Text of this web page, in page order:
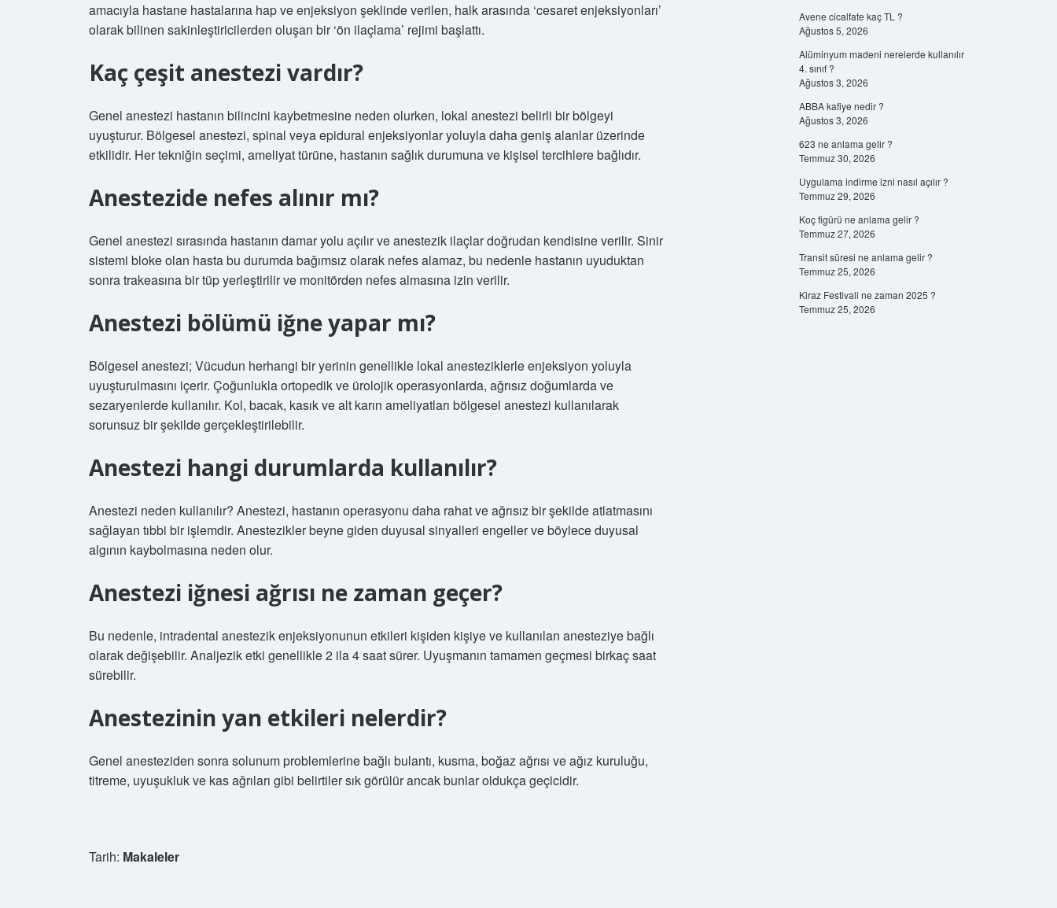
amacıyla hastane hastalarına hap ve enjeksiyon şeklinde verilen, halk arasında ‘cesaret enjeksiyonları’
olarak bilinen sakinleştiricilerden oluşan bir ‘ön ilaçlama’ rejimi başlattı.
Kaç çeşit anestezi vardır?
Genel anestezi hastanın bilincini kaybetmesine neden olurken, lokal anestezi belirli bir bölgeyi
uyuşturur. Bölgesel anestezi, spinal veya epidural enjeksiyonlar yoluyla daha geniş alanlar üzerinde
etkilidir. Her tekniğin seçimi, ameliyat türüne, hastanın sağlık durumuna ve kişisel tercihlere bağlıdır.
Anestezide nefes alınır mı?
Genel anestezi sırasında hastanın damar yolu açılır ve anestezik ilaçlar doğrudan kendisine verilir. Sinir
sistemi bloke olan hasta bu durumda bağımsız olarak nefes alamaz, bu nedenle hastanın uyuduktan
sonra trakeasına bir tüp yerleştirilir ve monitörden nefes almasına izin verilir.
Anestezi bölümü iğne yapar mı?
Bölgesel anestezi; Vücudun herhangi bir yerinin genellikle lokal anesteziklerle enjeksiyon yoluyla
uyuşturulmasını içerir. Çoğunlukla ortopedik ve ürolojik operasyonlarda, ağrısız doğumlarda ve
sezaryenlerde kullanılır. Kol, bacak, kasık ve alt karın ameliyatları bölgesel anestezi kullanılarak
sorunsuz bir şekilde gerçekleştirilebilir.
Anestezi hangi durumlarda kullanılır?
Anestezi neden kullanılır? Anestezi, hastanın operasyonu daha rahat ve ağrısız bir şekilde atlatmasını
sağlayan tıbbi bir işlemdir. Anestezikler beyne giden duyusal sinyalleri engeller ve böylece duyusal
algının kaybolmasına neden olur.
Anestezi iğnesi ağrısı ne zaman geçer?
Bu nedenle, intradental anestezik enjeksiyonunun etkileri kişiden kişiye ve kullanılan anesteziye bağlı
olarak değişebilir. Analjezik etki genellikle 2 ila 4 saat sürer. Uyuşmanın tamamen geçmesi birkaç saat
sürebilir.
Anestezinin yan etkileri nelerdir?
Genel anesteziden sonra solunum problemlerine bağlı bulantı, kusma, boğaz ağrısı ve ağız kuruluğu,
titreme, uyuşukluk ve kas ağrıları gibi belirtiler sık ​​görülür ancak bunlar oldukça geçicidir.
Tarih: Makaleler
Avene cicalfate kaç TL ?
Ağustos 5, 2026
Alüminyum madeni nerelerde kullanılır
4. sınıf ?
Ağustos 3, 2026
ABBA kafiye nedir ?
Ağustos 3, 2026
623 ne anlama gelir ?
Temmuz 30, 2026
Uygulama indirme izni nasıl açılır ?
Temmuz 29, 2026
Koç figürü ne anlama gelir ?
Temmuz 27, 2026
Transit süresi ne anlama gelir ?
Temmuz 25, 2026
Kiraz Festivali ne zaman 2025 ?
Temmuz 25, 2026